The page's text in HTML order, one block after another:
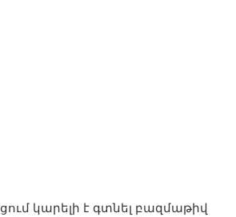
կարելի է գտնել բազմաթիվ